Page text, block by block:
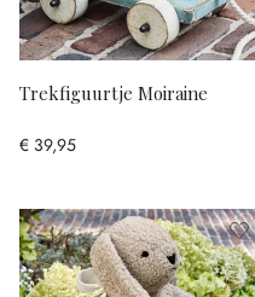
Trekfiguurtje Moiraine
€ 39,95